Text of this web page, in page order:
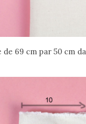
69 cm par 50 cm